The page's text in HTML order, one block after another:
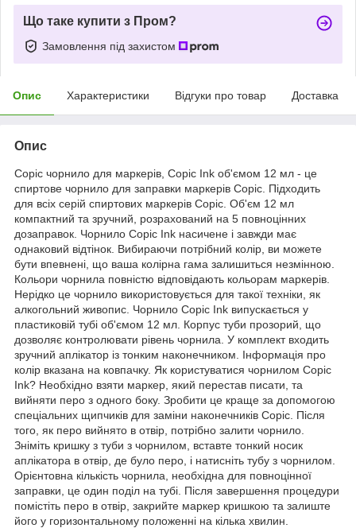
Що таке купити з Пром?
Замовлення під захистом
Опис Характеристики Відгуки про товар Доставка
Опис
Copic чорнило для маркерів, Copic Ink об'ємом 12 мл - це
спиртове чорнило для заправки маркерів Copic. Підходить
для всіх серій спиртових маркерів Copic. Об'єм 12 мл
компактний та зручний, розрахований на 5 повноцінних
дозаправок. Чорнило Copic Ink насичене і завжди має
однаковий відтінок. Вибираючи потрібний колір, ви можете
бути впевнені, що ваша колірна гама залишиться незмінною.
Кольори чорнила повністю відповідають кольорам маркерів.
Нерідко це чорнило використовується для такої техніки, як
алкогольний живопис. Чорнило Copic Ink випускається у
пластиковій тубі об'ємом 12 мл. Корпус туби прозорий, що
дозволяє контролювати рівень чорнила. У комплект входить
зручний аплікатор із тонким наконечником. Інформація про
колір вказана на ковпачку. Як користуватися чорнилом Copic
Ink? Необхідно взяти маркер, який перестав писати, та
вийняти перо з одного боку. Зробити це краще за допомогою
спеціальних щипчиків для заміни наконечників Copic. Після
того, як перо вийнято в отвір, потрібно залити чорнило.
Зніміть кришку з туби з чорнилом, вставте тонкий носик
аплікатора в отвір, де було перо, і натисніть тубу з чорнилом.
Орієнтовна кількість чорнила, необхідна для повноцінної
заправки, це один поділ на тубі. Після завершення процедури
помістіть перо в отвір, закрийте маркер кришкою та залиште
його у горизонтальному положенні на кілька хвилин.